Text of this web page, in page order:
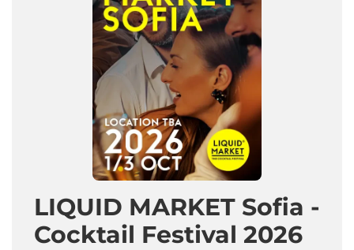
LIQUID MARKET Sofia -
Cocktail Festival 2026